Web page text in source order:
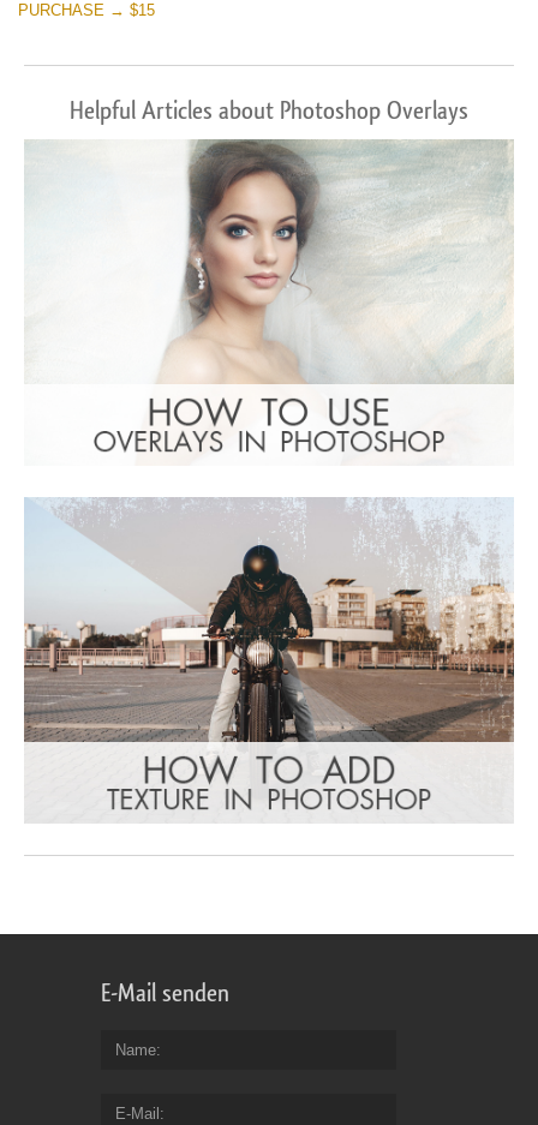
PURCHASE → $15
Helpful Articles about Photoshop Overlays
E-Mail senden
Name
E-Mail